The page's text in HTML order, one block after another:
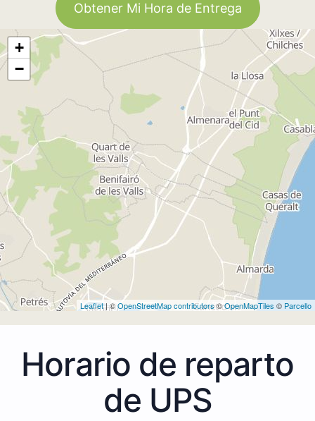
Obtener Mi Hora de Entrega
+
−
Leaflet| ©OpenStreetMap contributors©OpenMapTiles © Parcello
Horario de reparto
de UPS